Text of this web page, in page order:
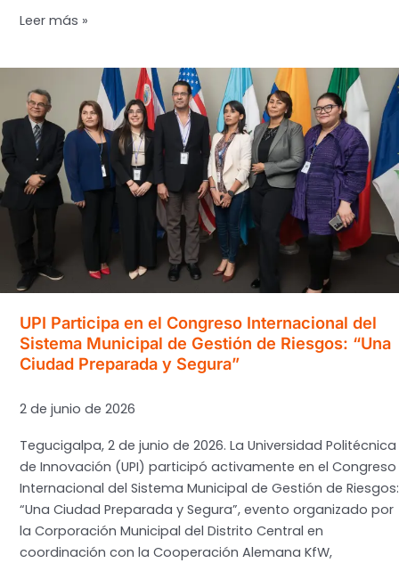
Comunicado
accidentes
viales
Honduras
02-
06-
2026
Leer más »
UPI Participa en el Congreso Internacional del
Sistema Municipal de Gestión de Riesgos: “Una
Ciudad Preparada y Segura”
2 de junio de 2026
Tegucigalpa, 2 de junio de 2026. La Universidad Politécnica
de Innovación (UPI) participó activamente en el Congreso
Internacional del Sistema Municipal de Gestión de Riesgos:
“Una Ciudad Preparada y Segura”, evento organizado por
la Corporación Municipal del Distrito Central en
coordinación con la Cooperación Alemana KfW,